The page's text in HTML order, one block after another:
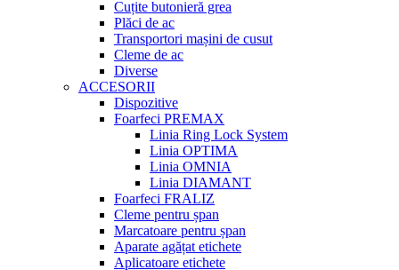
Cuțite butonieră grea
Plăci de ac
Transportori mașini de cusut
Cleme de ac
Diverse
ACCESORII
Dispozitive
Foarfeci PREMAX
Linia Ring Lock System
Linia OPTIMA
Linia OMNIA
Linia DIAMANT
Foarfeci FRALIZ
Cleme pentru șpan
Marcatoare pentru șpan
Aparate agățat etichete
Aplicatoare etichete